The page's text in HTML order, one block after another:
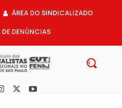
ÁREA DO SINDICALIZADO
DENÚNCIAS